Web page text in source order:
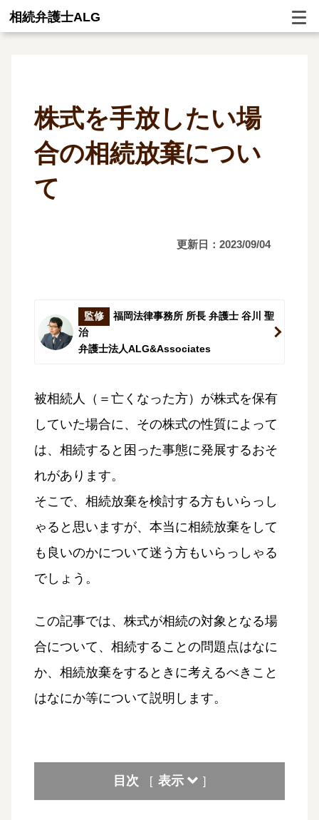
相続弁護士ALG
株式を手放したい場
合の相続放棄につい
て
更新日：2023/09/04
監修
福岡法律事務所 所長 弁護士 谷川 聖
治
弁護士法人ALG&Associates
被相続人（＝亡くなった方）が株式を保有
していた場合に、その株式の性質によって
は、相続すると困った事態に発展するおそ
れがあります。
そこで、相続放棄を検討する方もいらっし
ゃると思いますが、本当に相続放棄をして
も良いのかについて迷う方もいらっしゃる
でしょう。
この記事では、株式が相続の対象となる場
合について、相続することの問題点はなに
か、相続放棄をするときに考えるべきこと
はなにか等について説明します。
目次 [ 表示 ]